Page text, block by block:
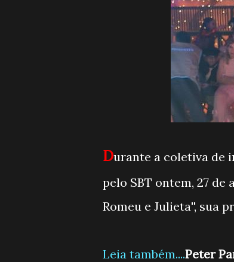
Durante a coletiva de
pelo SBT ontem, 27
Romeu e Julieta'', sua
Leia também....Peter